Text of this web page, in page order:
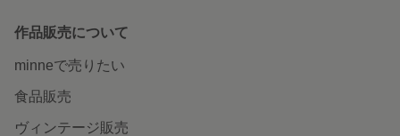
作品販売について
minneで売りたい
食品販売
ヴィンテージ販売